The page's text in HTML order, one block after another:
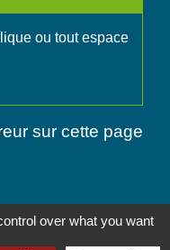
ou tout espace
sur cette page
over what you want